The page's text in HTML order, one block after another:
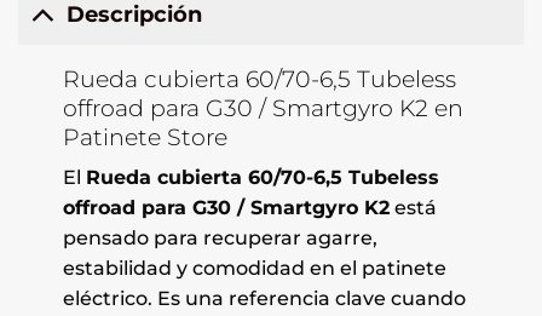
Descripción
Rueda cubierta 60/70-6,5 Tubeless
offroad para G30 / Smartgyro K2 en
Patinete Store
El Rueda cubierta 60/70-6,5 Tubeless
offroad para G30 / Smartgyro K2está
pensado para recuperar agarre,
estabilidad y comodidad en el patinete
eléctrico. Es una referencia clave cuando